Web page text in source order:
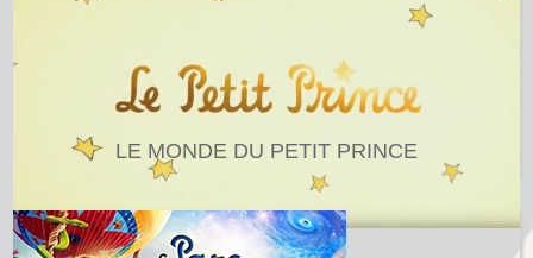
LE MONDE DU PETIT PRINCE